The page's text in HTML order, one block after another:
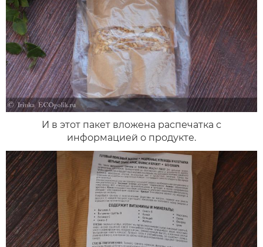
И в этот пакет вложена распечатка с
информацией о продукте.